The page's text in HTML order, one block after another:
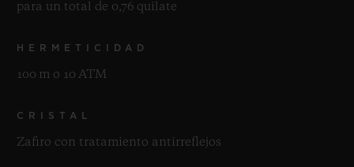
para un total de 0,76 quilate
HERMETICIDAD
100 m o 10 ATM
CRISTAL
Zafiro con tratamiento antirreflejos